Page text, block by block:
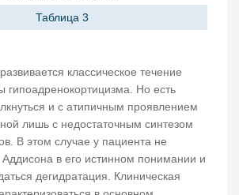
Таблица 3
классическое течение
Но есть
и с атипичным проявлением
лишь с недостаточным синтезом
В этом случае у пациента не
Аддисона в его истинном понимании и
дегидратация. Клиническая